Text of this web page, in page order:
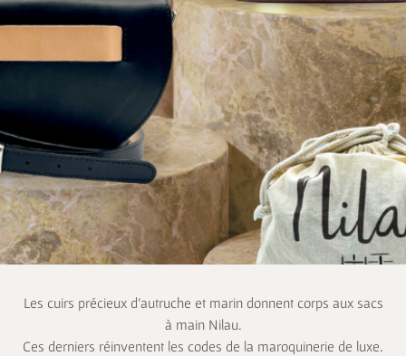
Les cuirs précieux d’autruche et marin donnent corps aux sacs
à main Nilau.
Ces derniers réinventent les codes de la maroquinerie de luxe.